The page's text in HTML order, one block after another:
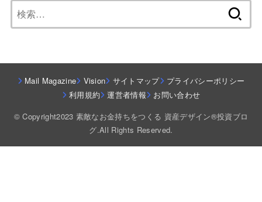
索:
Mail Magazine Vision サイトマップ
プライバシーポリシー
利用規約
運営者情報
お問い合わせ
© Copyright2023 素敵なお金持ちをつくる 資産デザイン®投資ブロ
グ.All Rights Reserved.